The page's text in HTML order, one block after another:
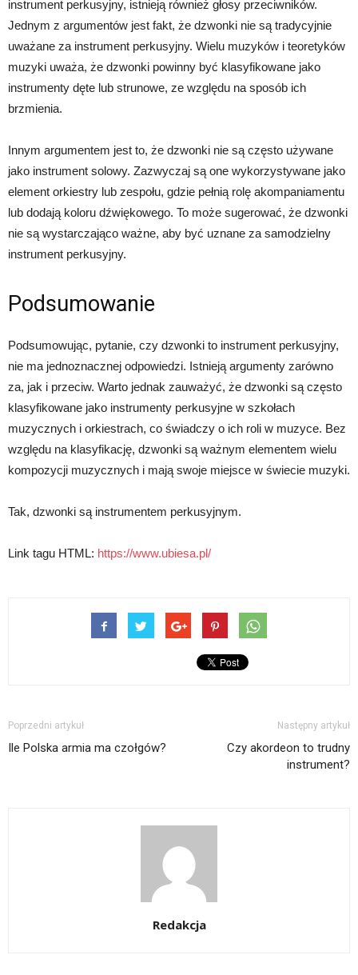
instrument perkusyjny, istnieją również głosy przeciwników.
Jednym z argumentów jest fakt, że dzwonki nie są tradycyjnie
uważane za instrument perkusyjny. Wielu muzyków i teoretyków
muzyki uważa, że dzwonki powinny być klasyfikowane jako
instrumenty dęte lub strunowe, ze względu na sposób ich
brzmienia.
Innym argumentem jest to, że dzwonki nie są często używane
jako instrument solowy. Zazwyczaj są one wykorzystywane jako
element orkiestry lub zespołu, gdzie pełnią rolę akompaniamentu
lub dodają koloru dźwiękowego. To może sugerować, że dzwonki
nie są wystarczająco ważne, aby być uznane za samodzielny
instrument perkusyjny.
Podsumowanie
Podsumowując, pytanie, czy dzwonki to instrument perkusyjny,
nie ma jednoznacznej odpowiedzi. Istnieją argumenty zarówno
za, jak i przeciw. Warto jednak zauważyć, że dzwonki są często
klasyfikowane jako instrumenty perkusyjne w szkołach
muzycznych i orkiestrach, co świadczy o ich roli w muzyce. Bez
względu na klasyfikację, dzwonki są ważnym elementem wielu
kompozycji muzycznych i mają swoje miejsce w świecie muzyki.
Tak, dzwonki są instrumentem perkusyjnym.
Link tagu HTML: https://www.ubiesa.pl/
Poprzedni artykuł
Ile Polska armia ma czołgów?
Następny artykuł
Czy akordeon to trudny
instrument?
Redakcja